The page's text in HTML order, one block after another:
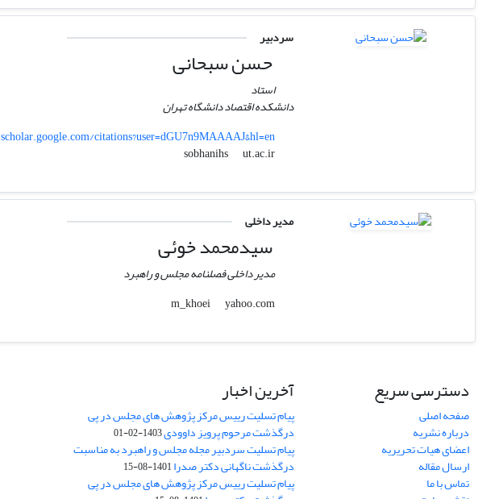
سردبیر
حسن سبحانی
استاد
دانشکده اقتصاد دانشگاه تهران
scholar.google.com/citations?user=dGU7n9MAAAAJ&hl=en
sobhanihs
ut.ac.ir
مدیر داخلی
سیدمحمد خوئی
مدیر داخلی فصلنامه مجلس و راهبرد
m_khoei
yahoo.com
دسترسی سریع
صفحه اصلی
درباره نشریه
اعضای هیات تحریریه
ارسال مقاله
تماس با ما
آخرین اخبار
پیام تسلیت رییس مرکز پژوهش های مجلس در پی
درگذشت مرحوم پرویز داوودی1403-02-01
پیام تسلیت سردبیر مجله مجلس و راهبرد به مناسبت
درگذشت ناگهانی دکتر صدرا1401-08-15
پیام تسلیت رییس مرکز پژوهش های مجلس در پی